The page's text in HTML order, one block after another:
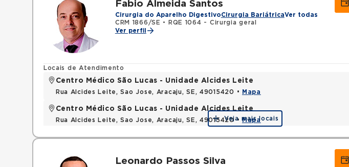
Fabio Almeida Santos
Cirurgia do Aparelho DigestivoCirurgia BariátricaVer todas
CRM 1866/SE •
RQE 1064 - Cirurgia geral
Ver perfil
Locais de Atendimento
Centro Médico São Lucas - Unidade Alcides Leite
Rua Alcides Leite, Sao Jose, Aracaju, SE, 49015420 • Mapa
Centro Médico São Lucas - Unidade Alcides Leite
Rua Alcides Leite, Sao Jose, Aracaju, SE, 49015420 •Mapa
Veja mais locais
Leonardo Passos Silva